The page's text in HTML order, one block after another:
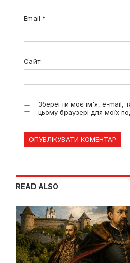
Email *
Сайт
Зберегти моє ім'я, e-mail,
цьому браузері для моїх
READ ALSO